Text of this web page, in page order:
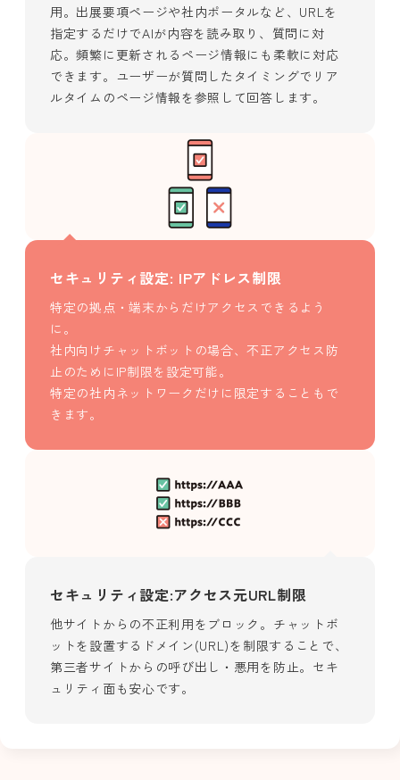
用。出展要項ページや社内ポータルなど、URLを
指定するだけでAIが内容を読み取り、質問に対
応。頻繁に更新されるページ情報にも柔軟に対応
できます。ユーザーが質問したタイミングでリア
ルタイムのページ情報を参照して回答します。
セキュリティ設定: IPアドレス制限
特定の拠点・端末からだけアクセスできるよう
に。
社内向けチャットボットの場合、不正アクセス防
止のためにIP制限を設定可能。
特定の社内ネットワークだけに限定することもで
きます。
セキュリティ設定:アクセス元URL制限
他サイトからの不正利用をブロック。チャットボ
ットを設置するドメイン(URL)を制限することで、
第三者サイトからの呼び出し・悪用を防止。セキ
ュリティ面も安心です。